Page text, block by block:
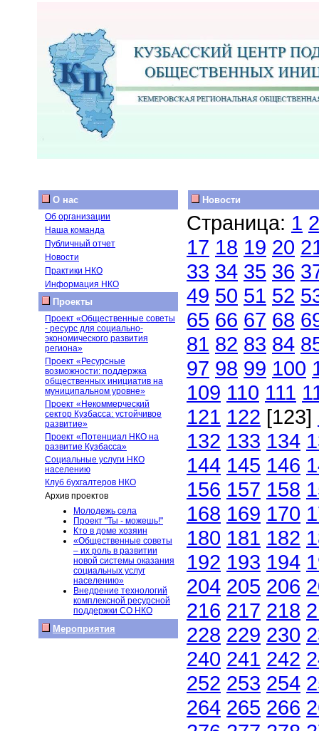
О нас
Об организации
Наша команда
Публичный отчет
Новости
Практики НКО
Информация НКО
Проекты
Проект «Общественные советы
- ресурс для социально-
экономического развития
региона»
Проект «Ресурсные
возможности: поддержка
общественных инициатив на
муниципальном уровне»
Проект «Некоммерческий
сектор Кузбасса: устойчивое
развитие»
Проект «Потенциал НКО на
развитие Кузбасса»
Социальные услуги НКО
населению
Клуб бухгалтеров НКО
Архив проектов
Молодежь села
Проект "Ты - можешь!"
Кто в доме хозяин
«Общественные советы
– их роль в развитии
новой системы оказания
социальных услуг
населению»
Внедрение технологий
комплексной ресурсной
поддержки СО НКО
Мероприятия
Новости
Страница: 1 2
17 18 19 20
33 34 35 36
49 50 51 52
65 66 67 68
81 82 83 84
97 98 99 100
109 110 111
121 122 [123]
132 133 134
144 145 146
156 157 158
168 169 170
180 181 182
192 193 194
204 205 206
216 217 218
228 229 230
240 241 242
252 253 254
264 265 266